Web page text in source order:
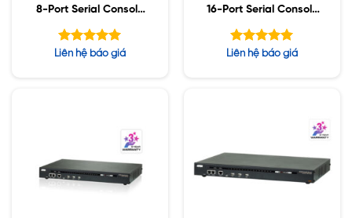
8-Port Serial Console
Server
Được xếp
Liên hệ báo giá
16-Port Serial Console
Server
Được xếp
Liên hệ báo giá